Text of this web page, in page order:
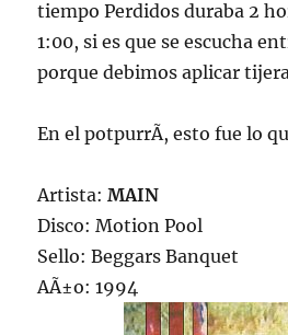
tiempo Perdidos duraba 2
1:00, si es que se escucha
porque debimos aplicar
En el potpurrÃ­, esto fue lo
Artista:MAIN
Disco: Motion Pool
Sello: Beggars Banquet
AÃ±o: 1994